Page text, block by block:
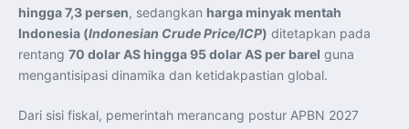
hingga 7,3 persen, sedangkan harga minyak mentah
Indonesia (Indonesian Crude Price/ICP) ditetapkan pada
rentang 70 dolar AS hingga 95 dolar AS per barel guna
mengantisipasi dinamika dan ketidakpastian global.
Dari sisi fiskal, pemerintah merancang postur APBN 2027